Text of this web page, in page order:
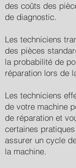
des coûts des
de diagnostic.
Les techniciens
des pièces
la probabilité de
réparation lors de
Les techniciens
de votre machine
de réparation et
certaines
assurer un cycle
la machine.